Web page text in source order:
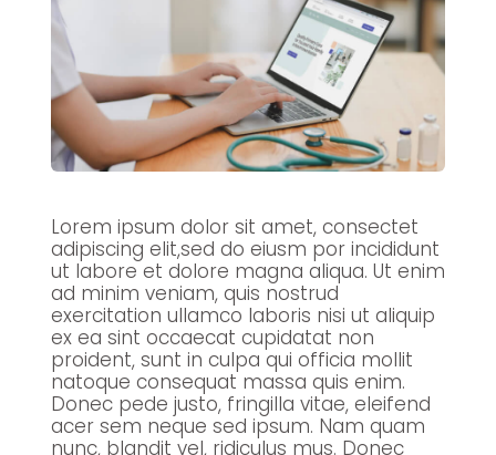
Lorem ipsum dolor sit amet, consectet
adipiscing elit,sed do eiusm por incididunt
ut labore et dolore magna aliqua. Ut enim
ad minim veniam, quis nostrud
exercitation ullamco laboris nisi ut aliquip
ex ea sint occaecat cupidatat non
proident, sunt in culpa qui officia mollit
natoque consequat massa quis enim.
Donec pede justo, fringilla vitae, eleifend
acer sem neque sed ipsum. Nam quam
nunc, blandit vel, ridiculus mus. Donec